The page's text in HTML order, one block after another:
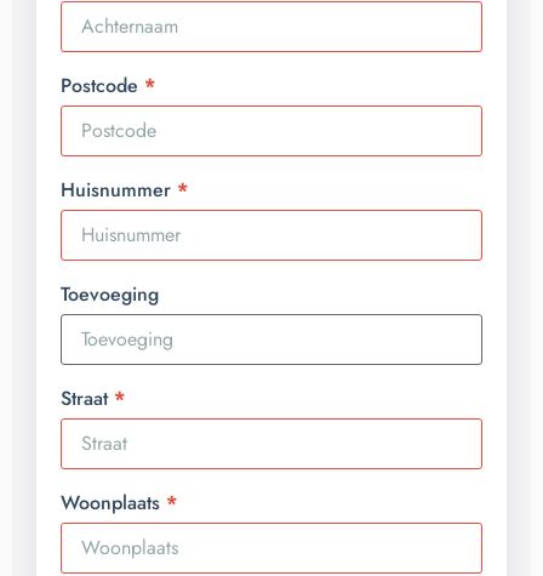
Postcode
Huisnummer
Toevoeging
Straat
Woonplaats